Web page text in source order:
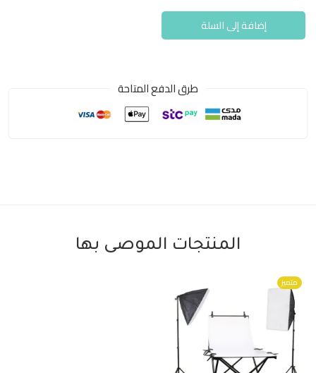
إضافة إلى السلة
طرق الدفع المتاحة
المنتجات الموصى بها
متميز